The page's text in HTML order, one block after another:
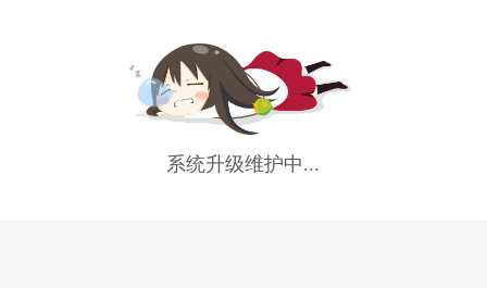
系统升级维护中...